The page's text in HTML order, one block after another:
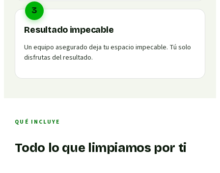
3
Resultado impecable
Un equipo asegurado deja tu espacio impecable. Tú solo
disfrutas del resultado.
QUÉ INCLUYE
Todo lo que limpiamos por ti